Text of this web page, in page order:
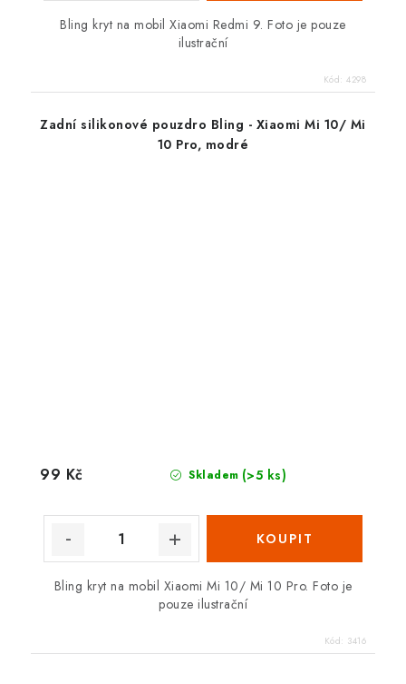
Bling kryt na mobil Xiaomi Redmi 9. Foto je pouze
ilustrační
Kód: 4298
Zadní silikonové pouzdro Bling - Xiaomi Mi 10/ Mi
10 Pro, modré
Skladem (>5 ks)
99 Kč
Bling kryt na mobil Xiaomi Mi 10/ Mi 10 Pro. Foto je
pouze ilustrační
Kód: 3416